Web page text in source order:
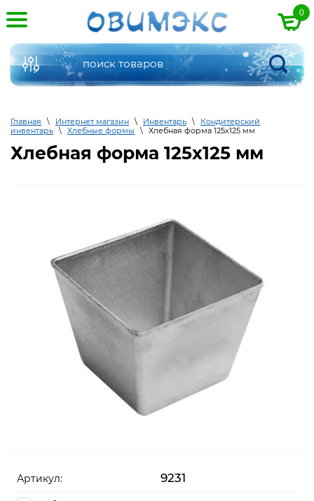
Главная \ Интернет магазин \ Инвентарь \
Кондитерский
инвентарь \ Хлебные формы \ Хлебная форма 125х125 мм
Хлебная форма 125х125 мм
Артикул: 9231
0